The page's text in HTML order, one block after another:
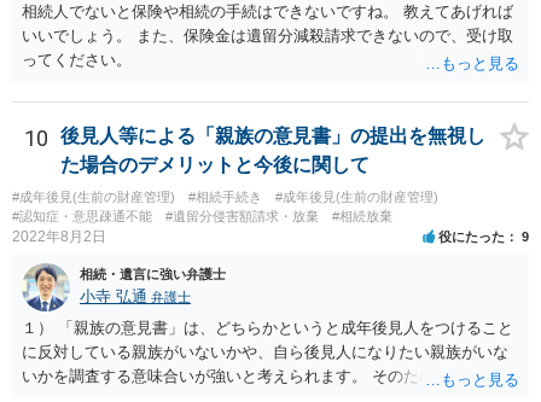
相続人でないと保険や相続の手続はできないですね。 教えてあげれば
いいでしょう。 また、保険金は遺留分減殺請求できないので、受け取
ってください。
10
後見人等による「親族の意見書」の提出を無視し
た場合のデメリットと今後に関して
#成年後見(生前の財産管理) #相続手続き
#成年後見(生前の財産管理)
#認知症・意思疎通不能
#遺留分侵害額請求・放棄 #相続放棄
2022年8月2日 役にたった 9
相続・遺言に強い弁護士
小寺 弘通 弁護士
１） 「親族の意見書」は、どちらかというと成年後見人をつけること
に反対している親族がいないかや、自ら後見人になりたい親族がいな
いかを調査する意味合いが強いと考えられます。 そのため、ご相談の